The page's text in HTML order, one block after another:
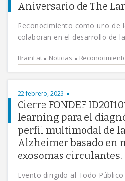
Aniversario de The
Reconocimiento como uno de
colaboran en el desarrollo de
BrainLat Noticias
22 febrero, 2023
Cierre FONDEF
learning para el
perfil multimodal de
Alzheimer basado en
exosomas circulantes.
Evento dirigido al Todo Público